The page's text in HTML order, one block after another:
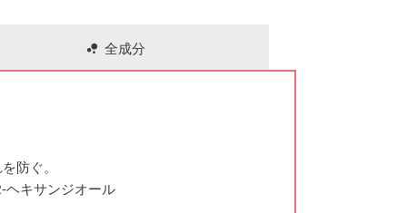
bubble_chart 全成分
防ぐ。
キサンジオール